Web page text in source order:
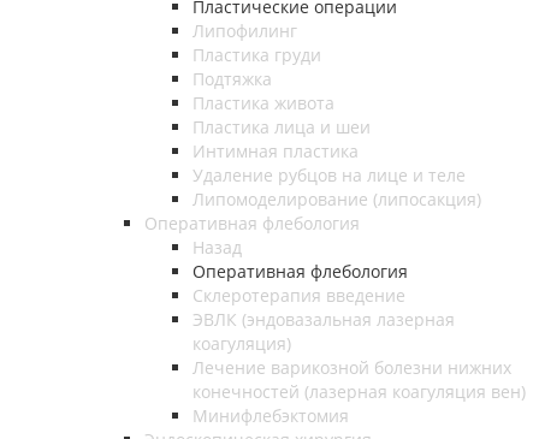
Пластические операции
Липофилинг
Пластика груди
Подтяжка
Пластика живота
Пластика лица и шеи
Интимная пластика
Удаление рубцов на лице и теле
Липомоделирование (липосакция)
Оперативная флебология
Назад
Оперативная флебология
Склеротерапия введение
ЭВЛК (эндовазальная лазерная
коагуляция)
Лечение варикозной болезни нижних
конечностей (лазерная коагуляция вен)
Минифлебэктомия